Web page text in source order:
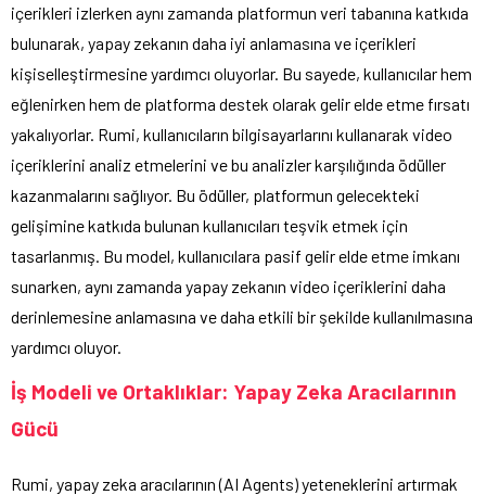
içerikleri izlerken aynı zamanda platformun veri tabanına katkıda
bulunarak, yapay zekanın daha iyi anlamasına ve içerikleri
kişiselleştirmesine yardımcı oluyorlar. Bu sayede, kullanıcılar hem
eğlenirken hem de platforma destek olarak gelir elde etme fırsatı
yakalıyorlar. Rumi, kullanıcıların bilgisayarlarını kullanarak video
içeriklerini analiz etmelerini ve bu analizler karşılığında ödüller
kazanmalarını sağlıyor. Bu ödüller, platformun gelecekteki
gelişimine katkıda bulunan kullanıcıları teşvik etmek için
tasarlanmış. Bu model, kullanıcılara pasif gelir elde etme imkanı
sunarken, aynı zamanda yapay zekanın video içeriklerini daha
derinlemesine anlamasına ve daha etkili bir şekilde kullanılmasına
yardımcı oluyor.
İş Modeli ve Ortaklıklar: Yapay Zeka Aracılarının
Gücü
Rumi, yapay zeka aracılarının (AI Agents) yeteneklerini artırmak